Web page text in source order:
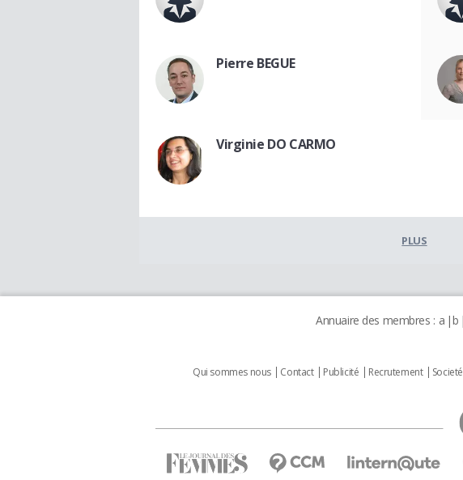
Pierre BEGUE
Virginie DO CARMO
PLUS
Annuaire des membres : a b
Qui sommes nous Contact Publicité Recrutement Societé